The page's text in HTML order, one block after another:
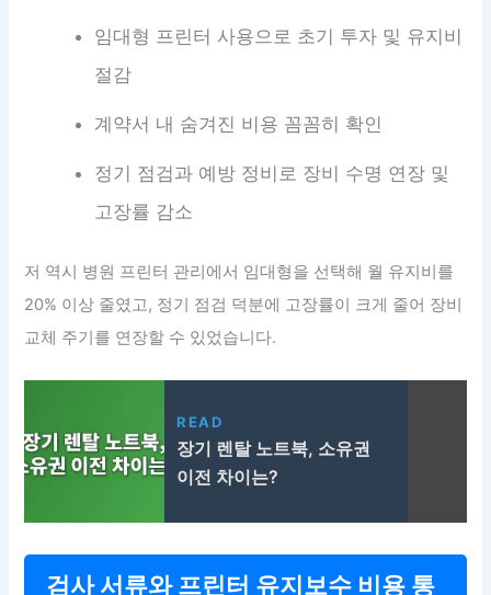
임대형 프린터 사용으로 초기 투자 및 유지비
절감
계약서 내 숨겨진 비용 꼼꼼히 확인
정기 점검과 예방 정비로 장비 수명 연장 및
고장률 감소
저 역시 병원 프린터 관리에서 임대형을 선택해 월 유지비를
20% 이상 줄였고, 정기 점검 덕분에 고장률이 크게 줄어 장비
교체 주기를 연장할 수 있었습니다.
READ
장기 렌탈 노트북, 소유권
이전 차이는?
검사 서류와 프린터 유지보수 비용 통